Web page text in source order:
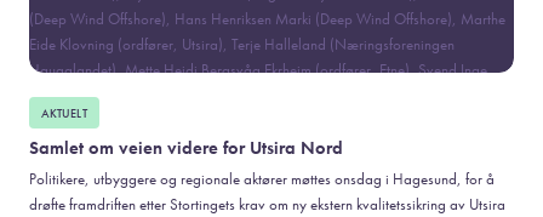
AKTUELT
Samlet om veien videre for Utsira Nord
Politikere, utbyggere og regionale aktører møttes onsdag i Hagesund, for å
drøfte framdriften etter Stortingets krav om ny ekstern kvalitetssikring av Utsira